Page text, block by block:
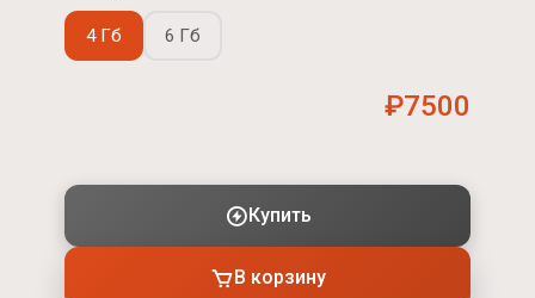
4 Гб 6 Гб
₽7500
Купить
В корзину